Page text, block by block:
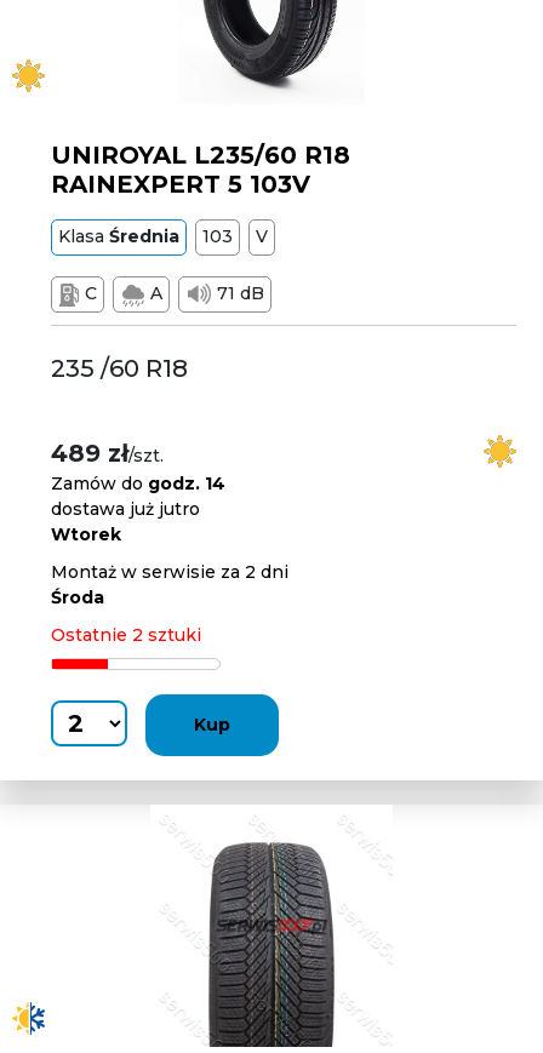
UNIROYAL L235/60 R18
RAINEXPERT 5 103V
KlasaŚrednia 103 V
C A 71 dB
235 /60 R18
489 zł/szt.
Zamów do godz. 14
dostawa już jutro
Wtorek
Montaż w serwisie za 2 dni
Środa
Ostatnie 2 sztuki
Kup